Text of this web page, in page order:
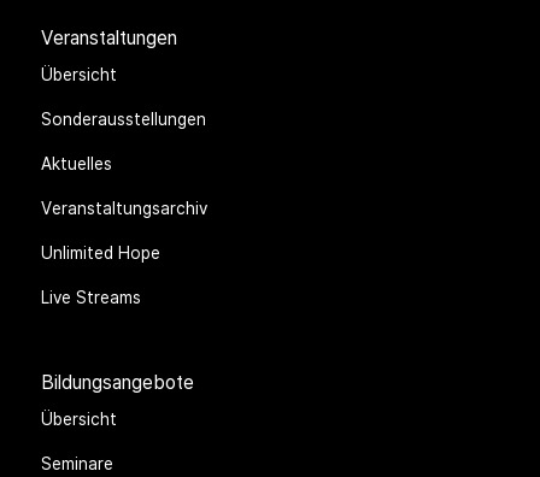
Veranstaltungen
Übersicht
Sonderausstellungen
Aktuelles
Veranstaltungsarchiv
Unlimited Hope
Live Streams
Bildungsangebote
Übersicht
Seminare